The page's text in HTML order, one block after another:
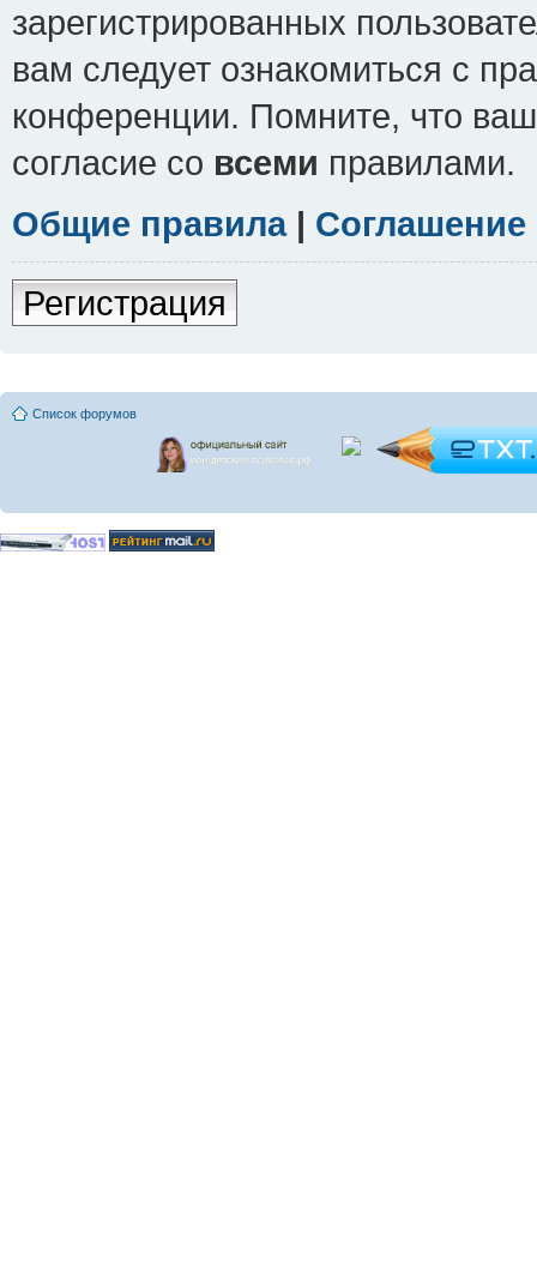
зарегистрированных
вам следует ознакомиться с
конференции. Помните, что
согласие со всеми правилами.
Общие правила|
Регистрация
Список форумов